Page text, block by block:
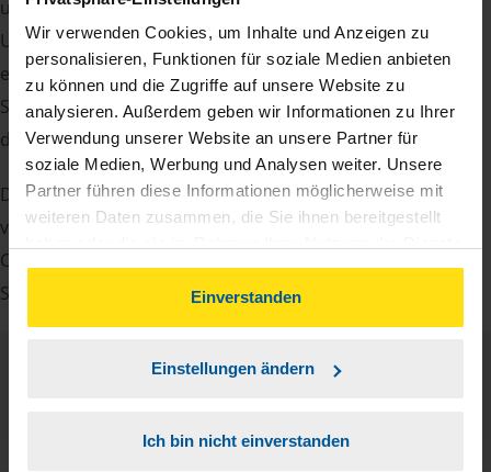
Wir verwenden Cookies, um Inhalte und Anzeigen zu
personalisieren, Funktionen für soziale Medien anbieten
zu können und die Zugriffe auf unsere Website zu
analysieren. Außerdem geben wir Informationen zu Ihrer
Verwendung unserer Website an unsere Partner für
soziale Medien, Werbung und Analysen weiter. Unsere
Partner führen diese Informationen möglicherweise mit
weiteren Daten zusammen, die Sie ihnen bereitgestellt
gesammelt haben. Indem Sie auf Einverstanden klicken,
können Sie der Verwendung von Cookies, gemäß
unserer
Einverstanden
Einstellungen ändern
Ich bin nicht einverstanden
unsere Beraterinnen und Berater eine Reihe von
Unterlagen von Ihnen. Dazu gehört beispielsweise die
elektronische Lohnsteuerbescheinigung, Ihre
Steueridentifikationsnummer, der Rentenbescheid oder
die Bescheinigung über das Kindergeld.
Damit Sie sich gut vorbereiten können und keinen der
vielen Nachweise vergessen, stellen wir Ihnen hier eine
Checkliste für Arbeitnehmer, Beamte, Auszubildende und
Studenten sowie Rentner zur Verfügung.